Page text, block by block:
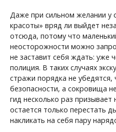
Даже при сильном желании у
красоты» вряд ли выйдет
отсюда, потому что
неосторожности можно
не заставит себя ждать: уже
полиция. В таких случаях
стражи порядка не убедятся,
безопасности, а сокровища
гид несколько раз
остается только перестать
накликать на себя пару